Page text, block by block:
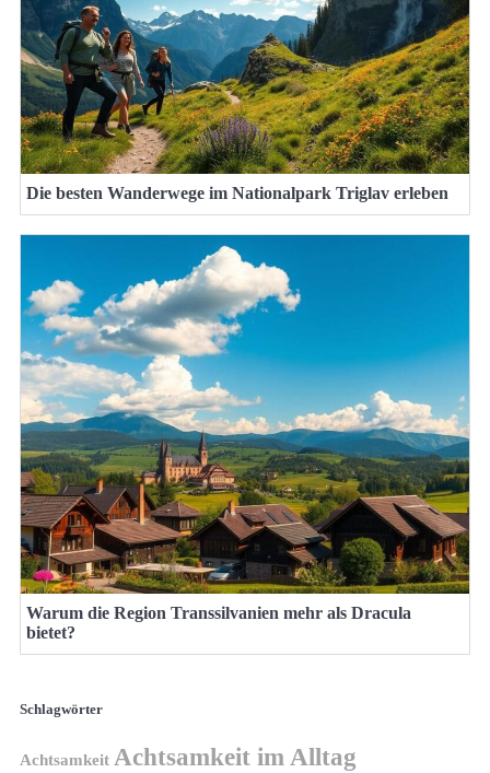
Die besten Wanderwege im Nationalpark Triglav erleben
Warum die Region Transsilvanien mehr als Dracula
bietet?
Schlagwörter
Achtsamkeit Achtsamkeit im Alltag